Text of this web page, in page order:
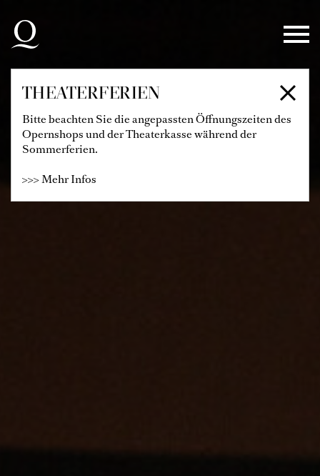
Zur Hauptnavigation springen
Zum Hauptinhalt springen
Zum Footer springen
THEATERFERIEN
Bitte beachten Sie die angepassten Öffnungszeiten des
Opernshops und der Theaterkasse während der
Sommerferien.
>>> Mehr Infos